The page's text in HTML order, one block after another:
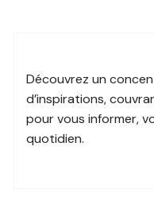
Découvrez un
d’inspirations,
pour vous informer,
quotidien.